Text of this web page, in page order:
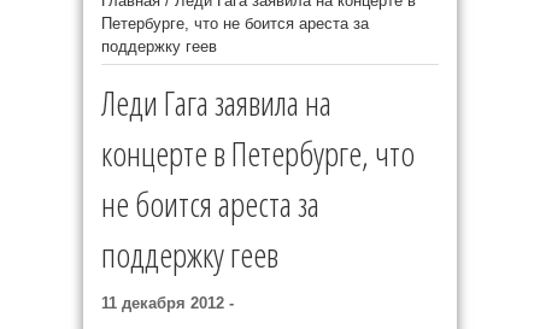
Петербурге, что не боится ареста за
поддержку геев
Леди Гага заявила на
концерте в Петербурге, что
не боится ареста за
поддержку геев
11 декабря 2012 -